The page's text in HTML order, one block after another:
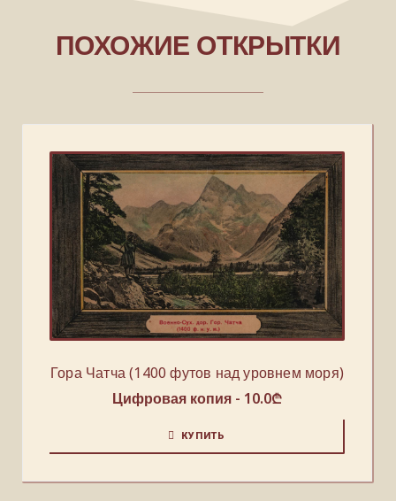
ПОХОЖИЕ ОТКРЫТКИ
Гора Чатча (1400 футов над уровнем моря)
Цифровая копия - 10.0₾
КУПИТЬ